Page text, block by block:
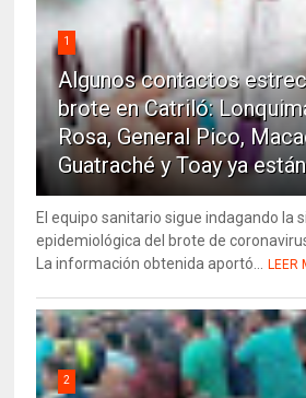
1
Algunos contactos
brote en Catriló:
Rosa, General Pico,
Guatraché y Toay ya
El equipo sanitario sigue indagando la
epidemiológica del brote de
La información obtenida aportó... LEER
2